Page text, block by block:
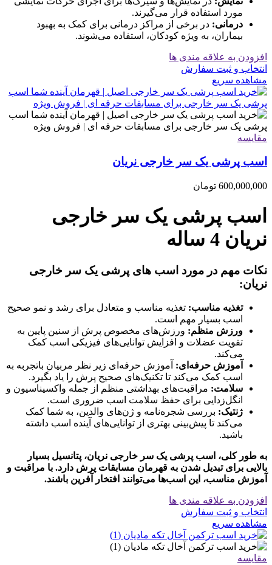
مورد استفاده قرار می‌گیرند.
درمانی: در برخی از مراکز درمانی برای کمک به بهبود
بیماران، به ویژه کودکان، استفاده می‌شوند.
افزودن به علاقه مندی ها
انتخاب و ثبت سفارش
مشاهده سریع
مقایسه
اسب پرشی یک سر خارجی نریان
600,000,000 تومان
اسب پرشی یک سر خارجی
نریان 4 ساله
نکات مهم در مورد اسب های پرشی یک سر خارجی
نریان:
تغذیه مناسب: تغذیه مناسب و متعادل برای رشد و نمو صحیح
اسب بسیار مهم است.
ورزش منظم: ورزش‌های مخصوص پرش از سنین پایین به
تقویت عضلات و افزایش توانایی‌های فیزیکی اسب کمک
می‌کند.
آموزش حرفه‌ای: آموزش حرفه‌ای زیر نظر مربیان باتجربه به
اسب کمک می‌کند تا تکنیک‌های صحیح پرش را یاد بگیرد.
سلامت: مراقبت‌های بهداشتی منظم از جمله واکسیناسیون و
انگل‌زدایی برای حفظ سلامت اسب ضروری است.
ژنتیک: بررسی شجره‌نامه و ژن‌های والدین، به شما کمک
می‌کند تا پیش‌بینی بهتری از توانایی‌های آینده اسب داشته
باشید.
به طور کلی، اسب پرشی یک سر خارجی نریان، پتانسیل بسیار
بالایی برای تبدیل شدن به قهرمان مسابقات پرش دارد. با مراقبت و
آموزش مناسب، این اسب‌ها می‌توانند افتخار آفرین باشند.
افزودن به علاقه مندی ها
انتخاب و ثبت سفارش
مشاهده سریع
مقایسه